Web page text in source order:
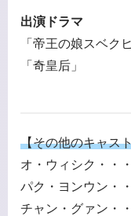
出演ドラマ
「帝王の娘スベク
「奇皇后」
【その他のキャス
オ・ウィシク・・
パク・ヨンウン・
チャン・グァン・